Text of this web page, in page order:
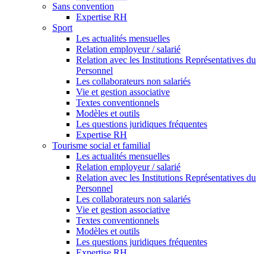
Sans convention
Expertise RH
Sport
Les actualités mensuelles
Relation employeur / salarié
Relation avec les Institutions Représentatives du
Personnel
Les collaborateurs non salariés
Vie et gestion associative
Textes conventionnels
Modèles et outils
Les questions juridiques fréquentes
Expertise RH
Tourisme social et familial
Les actualités mensuelles
Relation employeur / salarié
Relation avec les Institutions Représentatives du
Personnel
Les collaborateurs non salariés
Vie et gestion associative
Textes conventionnels
Modèles et outils
Les questions juridiques fréquentes